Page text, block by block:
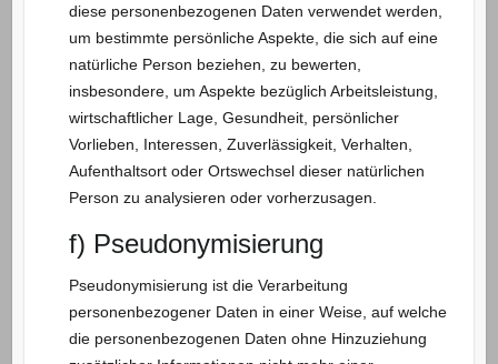
diese personenbezogenen Daten verwendet werden,
um bestimmte persönliche Aspekte, die sich auf eine
natürliche Person beziehen, zu bewerten,
insbesondere, um Aspekte bezüglich Arbeitsleistung,
wirtschaftlicher Lage, Gesundheit, persönlicher
Vorlieben, Interessen, Zuverlässigkeit, Verhalten,
Aufenthaltsort oder Ortswechsel dieser natürlichen
Person zu analysieren oder vorherzusagen.
f) Pseudonymisierung
Pseudonymisierung ist die Verarbeitung
personenbezogener Daten in einer Weise, auf welche
die personenbezogenen Daten ohne Hinzuziehung